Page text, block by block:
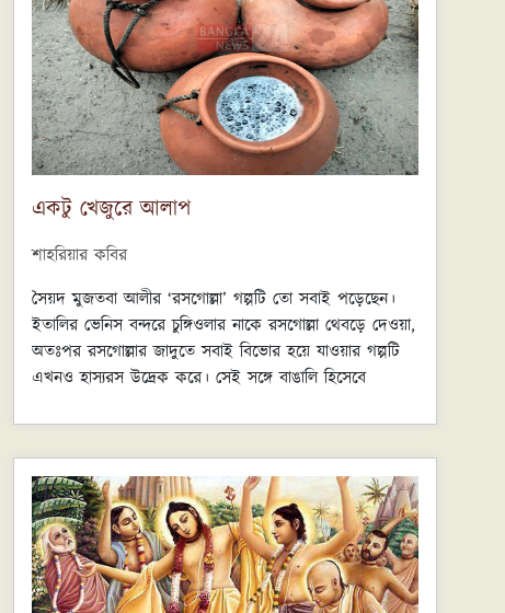
একটু খেজুরে আলাপ
শাহরিয়ার কবির
সৈয়দ মুজতবা আলীর ‘রসগোল্লা’ গল্পটি তো সবাই পড়েছেন।
ইতালির ভেনিস বন্দরে চুঙ্গিওলার নাকে রসগোল্লা থেবড়ে দেওয়া,
অতঃপর রসগোল্লার জাদুতে সবাই বিভোর হয়ে যাওয়ার গল্পটি
এখনও হাস্যরস উদ্রেক করে। সেই সঙ্গে বাঙালি হিসেবে
রসগোল্লার পাশাপাশি আর যে মিষ্টিগুলো বাঙালিকে শীত ঋতুতে
বেশি টানে, খেজুর গুড়ের জিলাপি তার মধ্যে অগ্রগণ্য। পুণ্ড্র-
বরেন্দ্রীতে যখন শীত নামতে শুরু করে, সেসময় এই জিলাপি
যেন অমৃত সমান। আহা, খেজুর গুড়ের জিলাপির প্যাঁচে যেন
আটকে পড়েও সুখ।